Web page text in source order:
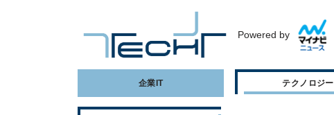
Powered by
企業IT テクノロジー